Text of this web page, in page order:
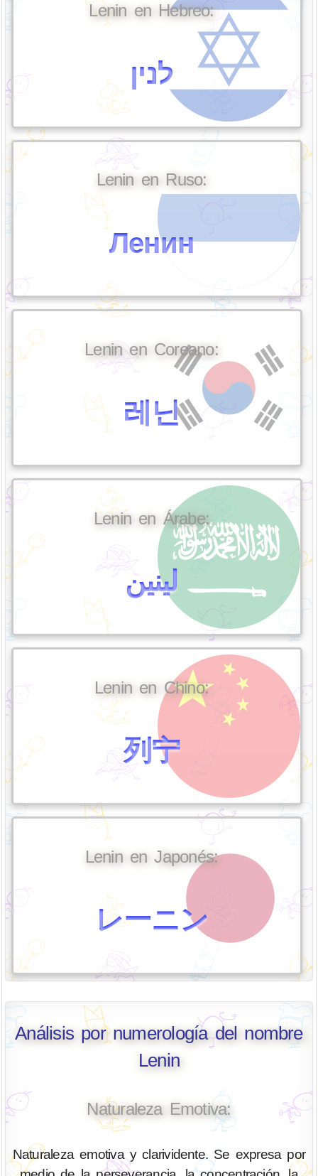
Lenin en Hebreo:
לנין
Lenin en Ruso:
Ленин
Lenin en Coreano:
레닌
Lenin en Árabe:
لينين
Lenin en Chino:
列宁
Lenin en Japonés:
レーニン
Análisis por numerología del nombre
Lenin
Naturaleza Emotiva:
Naturaleza emotiva y clarividente. Se expresa por